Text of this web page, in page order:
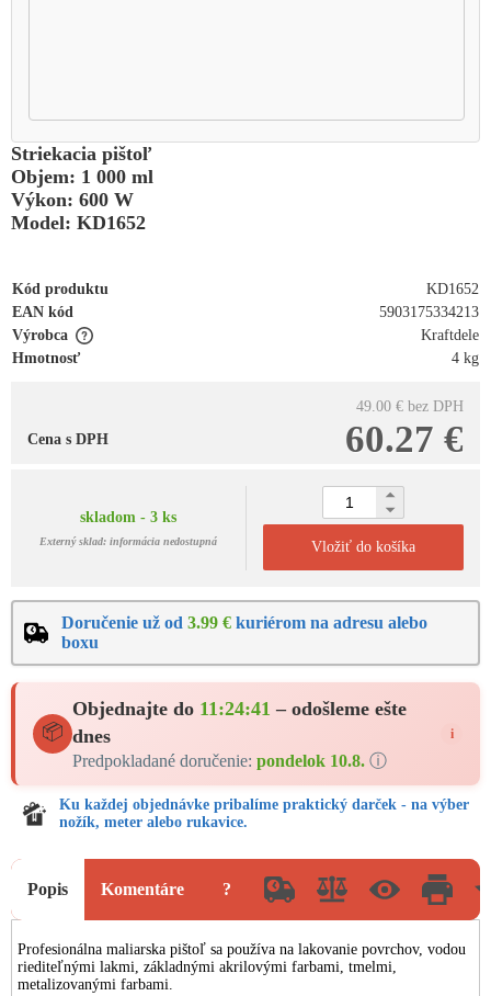
Striekacia pištoľ
Objem: 1 000 ml
Výkon: 600 W
Model: KD1652
Kód produktu
KD1652
EAN kód
5903175334213
Výrobca
Kraftdele
Hmotnosť
4 kg
49.00 € bez DPH
60.27 €
Cena s DPH
skladom - 3 ks
Externý sklad: informácia nedostupná Vložiť do košíka
Doručenie už od 3.99 € kuriérom na adresu alebo
boxu
📦
Objednajte do 11:24:41 – odošleme ešte
dnes
Predpokladané doručenie: pondelok 10.8. ⓘ
i
Ku každej objednávke pribalíme praktický darček - na výber
nožík, meter alebo rukavice.
Popis Komentáre ?
Profesionálna maliarska pištoľ sa používa na lakovanie povrchov, vodou
riediteľnými lakmi, základnými akrilovými farbami, tmelmi,
metalizovanými farbami.